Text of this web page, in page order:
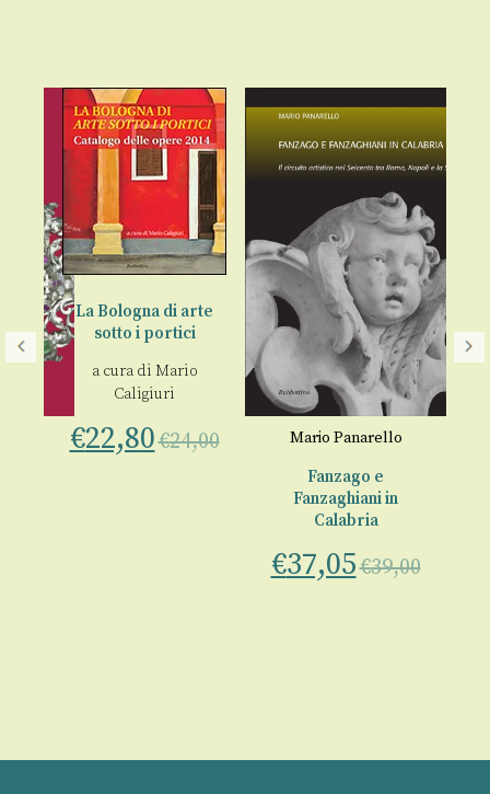
La Bologna di arte
sotto i portici
a cura di Mario
Caligiuri
€22,80€24,00 Mario Panarello
Fanzago e
Fanzaghiani in
Calabria
€37,05€39,00